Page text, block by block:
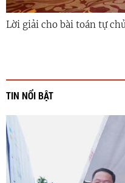
Lời giải cho bài toán tự
TIN NỔI BẬT